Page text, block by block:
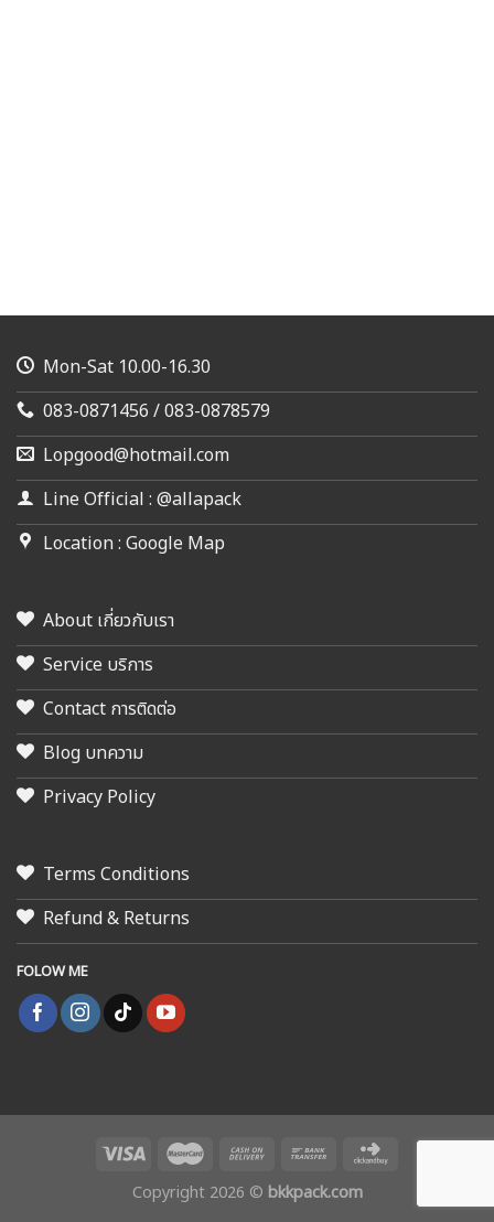
Mon-Sat 10.00-16.30
083-0871456 / 083-0878579
Lopgood@hotmail.com
Line Official : @allapack
Location : Google Map
About เกี่ยวกับเรา
Service บริการ
Contact การติดต่อ
Blog บทความ
Privacy Policy
Terms Conditions
Refund & Returns
FOLOW ME
Copyright 2026 © bkkpack.com